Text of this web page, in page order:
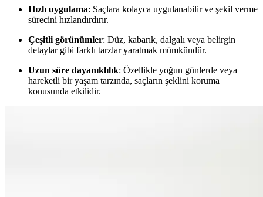
Hızlı uygulama: Saçlara kolayca uygulanabilir ve şekil verme
sürecini hızlandırdırır.
Çeşitli görünümler: Düz, kabarık, dalgalı veya belirgin
detaylar gibi farklı tarzlar yaratmak mümkündür.
Uzun süre dayanıklılık: Özellikle yoğun günlerde veya
hareketli bir yaşam tarzında, saçların şeklini koruma
konusunda etkilidir.